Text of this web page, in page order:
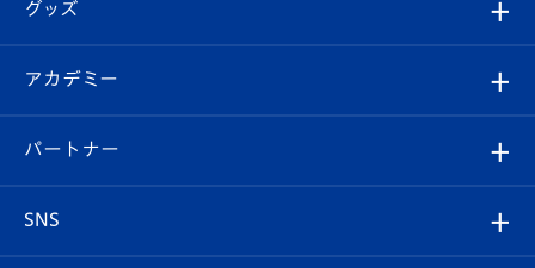
チケット
イベント
メディア
ホームタウン
スタッフプロフィール
マスコット紹介
Revive Team
ヴィヴィくんの長崎おもてなしガイド
フォトギャラリー
スタジアムグルメ
V-LOVERS（ファンクラブ）
プレイヤーズスイート
グッズ
オンラインショップ
店舗情報
アカデミー
育成からのお知らせ
U-18
パートナー
SNS